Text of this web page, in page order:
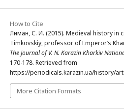
How to Cite
Лиман, С. И. (2015). Medieval history in
Timkovskiy, professor of Emperor’s
The Journal of V. N. Karazin Kharkiv
170-178. Retrieved from
https://periodicals.karazin.ua/history/
More Citation Formats